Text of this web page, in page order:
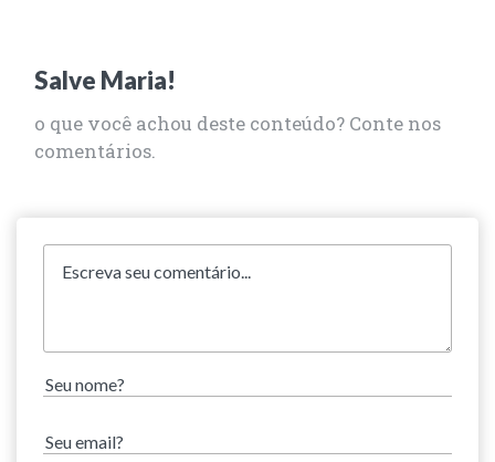
Salve Maria!
o que você achou deste conteúdo? Conte nos
comentários.